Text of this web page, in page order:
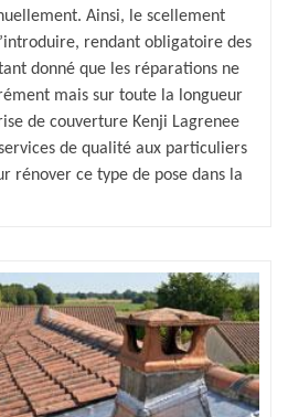
Ainsi, le scellement
rendant obligatoire des
donné que les réparations ne
mais sur toute la longueur
de couverture Kenji Lagrenee
de qualité aux particuliers
rénover ce type de pose dans la